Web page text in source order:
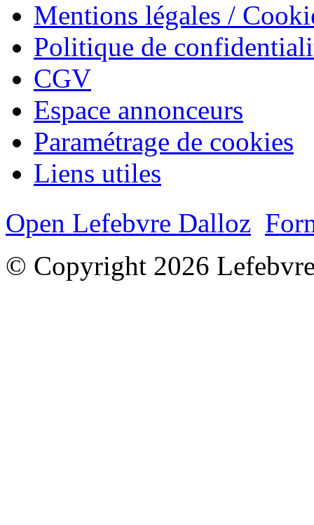
Mentions légales /
Politique de
CGV
Espace annonceurs
Paramétrage de cookies
Liens utiles
Open Lefebvre Dalloz
© Copyright 2026